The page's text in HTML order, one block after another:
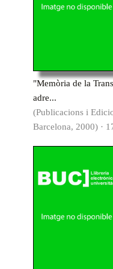
"Memòria de la
adre...
(Publicacions i
Barcelona, 2000) ·